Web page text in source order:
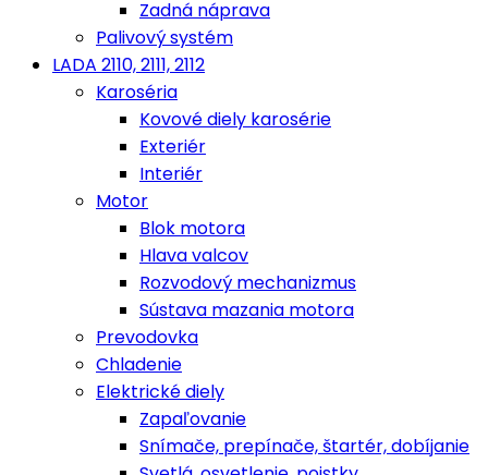
Zadná náprava
Palivový systém
LADA 2110, 2111, 2112
Karoséria
Kovové diely karosérie
Exteriér
Interiér
Motor
Blok motora
Hlava valcov
Rozvodový mechanizmus
Sústava mazania motora
Prevodovka
Chladenie
Elektrické diely
Zapaľovanie
Snímače, prepínače, štartér, dobíjanie